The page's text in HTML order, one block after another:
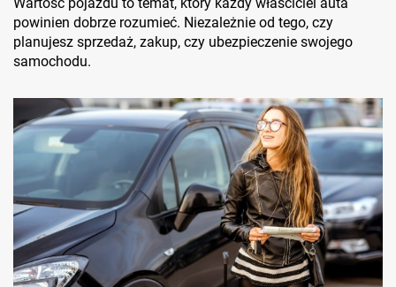
powinien dobrze rozumieć. Niezależnie od tego, czy
planujesz sprzedaż, zakup, czy ubezpieczenie swojego
samochodu.